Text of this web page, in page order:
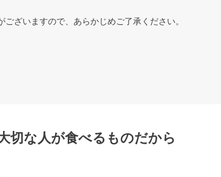
ざいますので、あらかじめご了承ください。
切な人が食べるものだから